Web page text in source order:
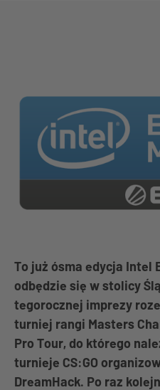
To już ósma edycja Intel
odbędzie się w stolicy
tegorocznej imprezy
turniej rangi Masters
Pro Tour, do którego
turnieje CS:GO
DreamHack. Po raz